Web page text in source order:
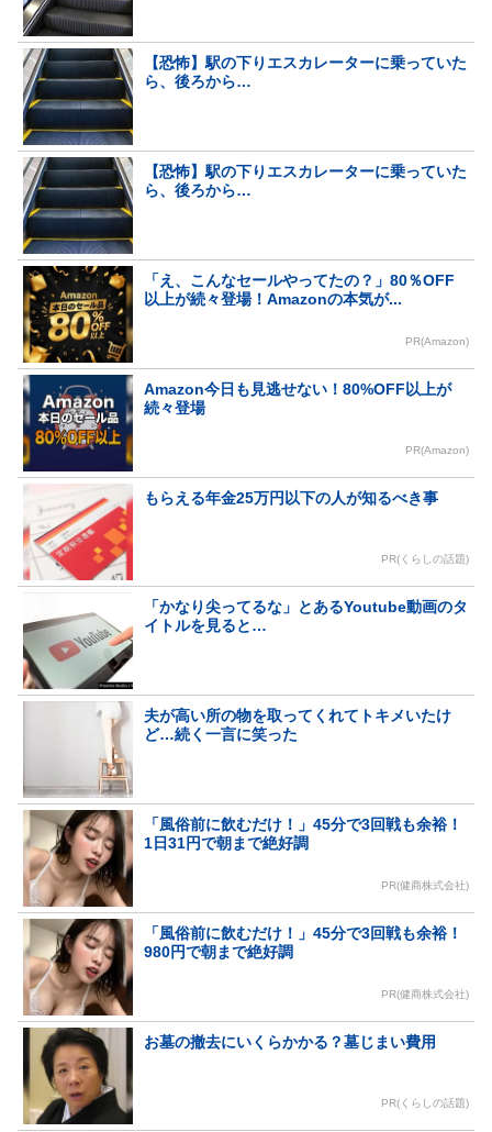
【恐怖】駅の下りエスカレーターに乗っていた
ら、後ろから…
【恐怖】駅の下りエスカレーターに乗っていた
ら、後ろから…
「え、こんなセールやってたの？」80％OFF
以上が続々登場！Amazonの本気が...
PR(Amazon)
Amazon今日も見逃せない！80%OFF以上が
続々登場
PR(Amazon)
もらえる年金25万円以下の人が知るべき事
PR(くらしの話題)
「かなり尖ってるな」とあるYoutube動画のタ
イトルを見ると…
夫が高い所の物を取ってくれてトキメいたけ
ど…続く一言に笑った
「風俗前に飲むだけ！」45分で3回戦も余裕！
1日31円で朝まで絶好調
PR(健商株式会社)
「風俗前に飲むだけ！」45分で3回戦も余裕！
980円で朝まで絶好調
PR(健商株式会社)
お墓の撤去にいくらかかる？墓じまい費用
PR(くらしの話題)